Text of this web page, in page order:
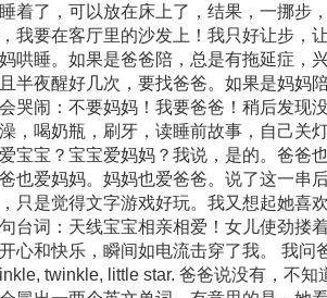
着了，可以放在床上了，结果，一挪步
我要在客厅里的沙发上！我只好让步，
哄睡。如果是爸爸陪，总是有拖延症，
半夜醒好几次，要找爸爸。如果是妈妈
哭闹：不要妈妈！我要爸爸！稍后发现
，喝奶瓶，刷牙，读睡前故事，自己关
宝宝？宝宝爱妈妈？我说，是的。爸爸
也爱妈妈。妈妈也爱爸爸。说了这一串
只是觉得文字游戏好玩。我又想起她喜
台词：天线宝宝相亲相爱！女儿使劲搂
心和快乐，瞬间如电流击穿了我。 我问
twinkle, little star. 爸爸说没有，不知